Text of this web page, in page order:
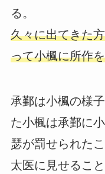
る。
久々に出てきた
って小楓に所作
承鄞は小楓の様
た小楓は承鄞に
瑟が罰せられた
太医に見せるこ